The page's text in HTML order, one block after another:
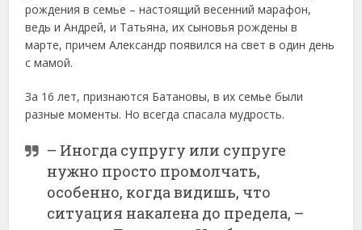
рождения в семье – настоящий весенний марафон,
ведь и Андрей, и Татьяна, их сыновья рождены в
марте, причем Александр появился на свет в один день
с мамой.
За 16 лет, признаются Батановы, в их семье были
разные моменты. Но всегда спасала мудрость.
– Иногда супругу или супруге
нужно просто промолчать,
особенно, когда видишь, что
ситуация накалена до предела, –